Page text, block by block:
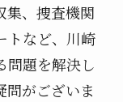
集、捜査機関
トなど、川崎
問題を解決し
問がございま